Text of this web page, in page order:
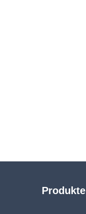
Produkte